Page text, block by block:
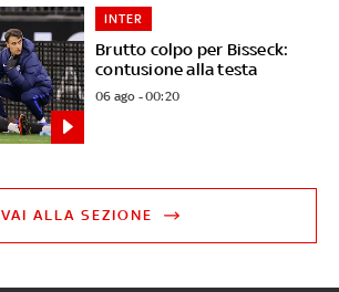
Brutto colpo per Bisseck:
contusione alla testa
INTER
06 ago - 00:20
VAI ALLA SEZIONE